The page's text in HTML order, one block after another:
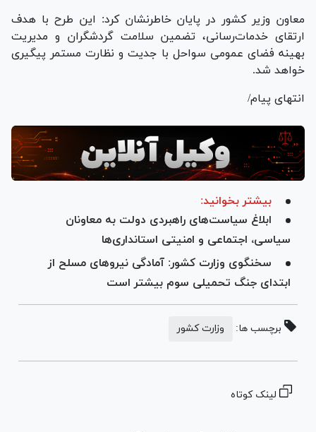
معاون وزیر کشور در پایان خاطرنشان کرد: این طرح با هدف
ارتقای خدمات‌رسانی، تضمین سلامت گردشگران و مدیریت
بهینه فضای عمومی سواحل با جدیت و نظارت مستمر پیگیری
خواهد شد.
انتهای پیام/
بیشتر بخوانید:
ابلاغ سیاست‌های راهبردی دولت به معاونان
سیاسی، اجتماعی و امنیتی استانداری‌ها
سخنگوی وزارت کشور: آمادگی نیروهای مسلح از
ابتدای جنگ تحمیلی سوم بیشتر است
برچسب ها: وزارت کشور
لینک کوتاه